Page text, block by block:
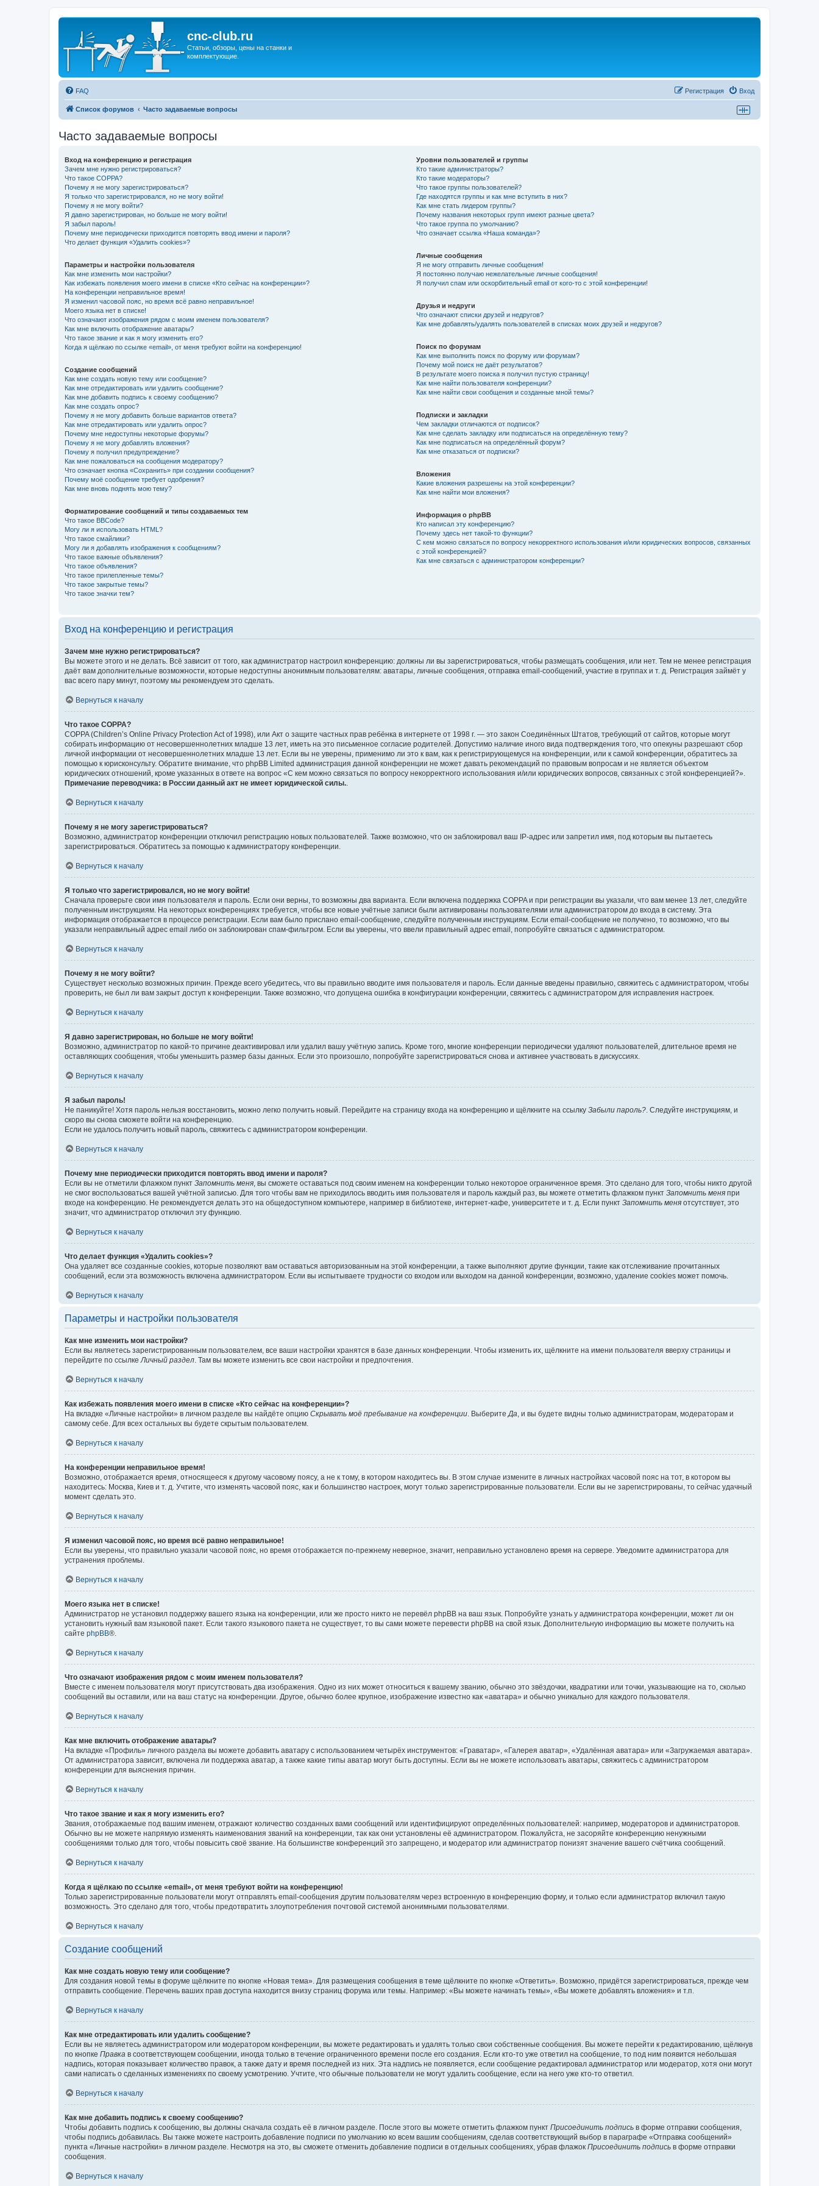
cnc-club.ru
Статьи, обзоры, цены на станки и
комплектующие.
FAQ Вход
Регистрация
Список форумов Часто задаваемые вопросы
Часто задаваемые вопросы
Вход на конференцию и регистрация
Зачем мне нужно регистрироваться?
Что такое COPPA?
Почему я не могу зарегистрироваться?
Я только что зарегистрировался, но не могу войти!
Почему я не могу войти?
Я давно зарегистрирован, но больше не могу войти!
Я забыл пароль!
Почему мне периодически приходится повторять ввод имени и пароля?
Что делает функция «Удалить cookies»?
Параметры и настройки пользователя
Как мне изменить мои настройки?
Как избежать появления моего имени в списке «Кто сейчас на конференции»?
На конференции неправильное время!
Я изменил часовой пояс, но время всё равно неправильное!
Моего языка нет в списке!
Что означают изображения рядом с моим именем пользователя?
Как мне включить отображение аватары?
Что такое звание и как я могу изменить его?
Когда я щёлкаю по ссылке «email», от меня требуют войти на конференцию!
Создание сообщений
Как мне создать новую тему или сообщение?
Как мне отредактировать или удалить сообщение?
Как мне добавить подпись к своему сообщению?
Как мне создать опрос?
Почему я не могу добавить больше вариантов ответа?
Как мне отредактировать или удалить опрос?
Почему мне недоступны некоторые форумы?
Почему я не могу добавлять вложения?
Почему я получил предупреждение?
Как мне пожаловаться на сообщения модератору?
Что означает кнопка «Сохранить» при создании сообщения?
Почему моё сообщение требует одобрения?
Как мне вновь поднять мою тему?
Форматирование сообщений и типы создаваемых тем
Что такое BBCode?
Могу ли я использовать HTML?
Что такое смайлики?
Могу ли я добавлять изображения к сообщениям?
Что такое важные объявления?
Что такое объявления?
Что такое прилепленные темы?
Что такое закрытые темы?
Что такое значки тем?
Уровни пользователей и группы
Кто такие администраторы?
Кто такие модераторы?
Что такое группы пользователей?
Где находятся группы и как мне вступить в них?
Как мне стать лидером группы?
Почему названия некоторых групп имеют разные цвета?
Что такое группа по умолчанию?
Что означает ссылка «Наша команда»?
Личные сообщения
Я не могу отправить личные сообщения!
Я постоянно получаю нежелательные личные сообщения!
Я получил спам или оскорбительный email от кого-то с этой конференции!
Друзья и недруги
Что означают списки друзей и недругов?
Как мне добавлять/удалять пользователей в списках моих друзей и недругов?
Поиск по форумам
Как мне выполнить поиск по форуму или форумам?
Почему мой поиск не даёт результатов?
В результате моего поиска я получил пустую страницу!
Как мне найти пользователя конференции?
Как мне найти свои сообщения и созданные мной темы?
Подписки и закладки
Чем закладки отличаются от подписок?
Как мне сделать закладку или подписаться на определённую тему?
Как мне подписаться на определённый форум?
Как мне отказаться от подписки?
Вложения
Какие вложения разрешены на этой конференции?
Как мне найти мои вложения?
Информация о phpBB
Кто написал эту конференцию?
Почему здесь нет такой-то функции?
С кем можно связаться по вопросу некорректного использования и/или юридических вопросов, связанных
с этой конференцией?
Как мне связаться с администратором конференции?
Вход на конференцию и регистрация
Зачем мне нужно регистрироваться?
Вы можете этого и не делать. Всё зависит от того, как администратор настроил конференцию: должны ли вы зарегистрироваться, чтобы размещать сообщения, или нет. Тем не менее регистрация
даёт вам дополнительные возможности, которые недоступны анонимным пользователям: аватары, личные сообщения, отправка email-сообщений, участие в группах и т. д. Регистрация займёт у
вас всего пару минут, поэтому мы рекомендуем это сделать.
Вернуться к началу
Что такое COPPA?
COPPA (Children’s Online Privacy Protection Act of 1998), или Акт о защите частных прав ребёнка в интернете от 1998 г. — это закон Соединённых Штатов, требующий от сайтов, которые могут
собирать информацию от несовершеннолетних младше 13 лет, иметь на это письменное согласие родителей. Допустимо наличие иного вида подтверждения того, что опекуны разрешают сбор
личной информации от несовершеннолетних младше 13 лет. Если вы не уверены, применимо ли это к вам, как к регистрирующемуся на конференции, или к самой конференции, обратитесь за
помощью к юрисконсульту. Обратите внимание, что phpBB Limited администрация данной конференции не может давать рекомендаций по правовым вопросам и не является объектом
юридических отношений, кроме указанных в ответе на вопрос «С кем можно связаться по вопросу некорректного использования и/или юридических вопросов, связанных с этой конференцией?».
Примечание переводчика: в России данный акт не имеет юридической силы..
Вернуться к началу
Почему я не могу зарегистрироваться?
Возможно, администратор конференции отключил регистрацию новых пользователей. Также возможно, что он заблокировал ваш IP-адрес или запретил имя, под которым вы пытаетесь
зарегистрироваться. Обратитесь за помощью к администратору конференции.
Вернуться к началу
Я только что зарегистрировался, но не могу войти!
Сначала проверьте свои имя пользователя и пароль. Если они верны, то возможны два варианта. Если включена поддержка COPPA и при регистрации вы указали, что вам менее 13 лет, следуйте
полученным инструкциям. На некоторых конференциях требуется, чтобы все новые учётные записи были активированы пользователями или администратором до входа в систему. Эта
информация отображается в процессе регистрации. Если вам было прислано email-сообщение, следуйте полученным инструкциям. Если email-сообщение не получено, то возможно, что вы
указали неправильный адрес email либо он заблокирован спам-фильтром. Если вы уверены, что ввели правильный адрес email, попробуйте связаться с администратором.
Вернуться к началу
Почему я не могу войти?
Существует несколько возможных причин. Прежде всего убедитесь, что вы правильно вводите имя пользователя и пароль. Если данные введены правильно, свяжитесь с администратором, чтобы
проверить, не был ли вам закрыт доступ к конференции. Также возможно, что допущена ошибка в конфигурации конференции, свяжитесь с администратором для исправления настроек.
Вернуться к началу
Я давно зарегистрирован, но больше не могу войти!
Возможно, администратор по какой-то причине деактивировал или удалил вашу учётную запись. Кроме того, многие конференции периодически удаляют пользователей, длительное время не
оставляющих сообщения, чтобы уменьшить размер базы данных. Если это произошло, попробуйте зарегистрироваться снова и активнее участвовать в дискуссиях.
Вернуться к началу
Я забыл пароль!
Не паникуйте! Хотя пароль нельзя восстановить, можно легко получить новый. Перейдите на страницу входа на конференцию и щёлкните на ссылку Забыли пароль?. Следуйте инструкциям, и
скоро вы снова сможете войти на конференцию.
Если не удалось получить новый пароль, свяжитесь с администратором конференции.
Вернуться к началу
Почему мне периодически приходится повторять ввод имени и пароля?
Если вы не отметили флажком пункт Запомнить меня, вы сможете оставаться под своим именем на конференции только некоторое ограниченное время. Это сделано для того, чтобы никто другой
не смог воспользоваться вашей учётной записью. Для того чтобы вам не приходилось вводить имя пользователя и пароль каждый раз, вы можете отметить флажком пункт Запомнить меня при
входе на конференцию. Не рекомендуется делать это на общедоступном компьютере, например в библиотеке, интернет-кафе, университете и т. д. Если пункт Запомнить меня отсутствует, это
значит, что администратор отключил эту функцию.
Вернуться к началу
Что делает функция «Удалить cookies»?
Она удаляет все созданные cookies, которые позволяют вам оставаться авторизованным на этой конференции, а также выполняют другие функции, такие как отслеживание прочитанных
сообщений, если эта возможность включена администратором. Если вы испытываете трудности со входом или выходом на данной конференции, возможно, удаление cookies может помочь.
Вернуться к началу
Параметры и настройки пользователя
Как мне изменить мои настройки?
Если вы являетесь зарегистрированным пользователем, все ваши настройки хранятся в базе данных конференции. Чтобы изменить их, щёлкните на имени пользователя вверху страницы и
перейдите по ссылкеЛичный раздел. Там вы можете изменить все свои настройки и предпочтения.
Вернуться к началу
Как избежать появления моего имени в списке «Кто сейчас на конференции»?
На вкладке «Личные настройки» в личном разделе вы найдёте опцию Скрывать моё пребывание на конференции. ВыберитеДа, и вы будете видны только администраторам, модераторам и
самому себе. Для всех остальных вы будете скрытым пользователем.
Вернуться к началу
На конференции неправильное время!
Возможно, отображается время, относящееся к другому часовому поясу, а не к тому, в котором находитесь вы. В этом случае измените в личных настройках часовой пояс на тот, в котором вы
находитесь: Москва, Киев и т. д. Учтите, что изменять часовой пояс, как и большинство настроек, могут только зарегистрированные пользователи. Если вы не зарегистрированы, то сейчас удачный
момент сделать это.
Вернуться к началу
Я изменил часовой пояс, но время всё равно неправильное!
Если вы уверены, что правильно указали часовой пояс, но время отображается по-прежнему неверное, значит, неправильно установлено время на сервере. Уведомите администратора для
устранения проблемы.
Вернуться к началу
Моего языка нет в списке!
Администратор не установил поддержку вашего языка на конференции, или же просто никто не перевёл phpBB на ваш язык. Попробуйте узнать у администратора конференции, может ли он
установить нужный вам языковой пакет. Если такого языкового пакета не существует, то вы сами можете перевести phpBB на свой язык. Дополнительную информацию вы можете получить на
сайте phpBB®.
Вернуться к началу
Что означают изображения рядом с моим именем пользователя?
Вместе с именем пользователя могут присутствовать два изображения. Одно из них может относиться к вашему званию, обычно это звёздочки, квадратики или точки, указывающие на то, сколько
сообщений вы оставили, или на ваш статус на конференции. Другое, обычно более крупное, изображение известно как «аватара» и обычно уникально для каждого пользователя.
Вернуться к началу
Как мне включить отображение аватары?
На вкладке «Профиль» личного раздела вы можете добавить аватару с использованием четырёх инструментов: «Граватар», «Галерея аватар», «Удалённая аватара» или «Загружаемая аватара».
От администратора зависит, включена ли поддержка аватар, а также какие типы аватар могут быть доступны. Если вы не можете использовать аватары, свяжитесь с администратором
конференции для выяснения причин.
Вернуться к началу
Что такое звание и как я могу изменить его?
Звания, отображаемые под вашим именем, отражают количество созданных вами сообщений или идентифицируют определённых пользователей: например, модераторов и администраторов.
Обычно вы не можете напрямую изменять наименования званий на конференции, так как они установлены её администратором. Пожалуйста, не засоряйте конференцию ненужными
сообщениями только для того, чтобы повысить своё звание. На большинстве конференций это запрещено, и модератор или администратор понизят значение вашего счётчика сообщений.
Вернуться к началу
Когда я щёлкаю по ссылке «email», от меня требуют войти на конференцию!
Только зарегистрированные пользователи могут отправлять email-сообщения другим пользователям через встроенную в конференцию форму, и только если администратор включил такую
возможность. Это сделано для того, чтобы предотвратить злоупотребления почтовой системой анонимными пользователями.
Вернуться к началу
Создание сообщений
Как мне создать новую тему или сообщение?
Для создания новой темы в форуме щёлкните по кнопке «Новая тема». Для размещения сообщения в теме щёлкните по кнопке «Ответить». Возможно, придётся зарегистрироваться, прежде чем
отправить сообщение. Перечень ваших прав доступа находится внизу страниц форума или темы. Например: «Вы можете начинать темы», «Вы можете добавлять вложения» и т.п.
Вернуться к началу
Как мне отредактировать или удалить сообщение?
Если вы не являетесь администратором или модератором конференции, вы можете редактировать и удалять только свои собственные сообщения. Вы можете перейти к редактированию, щёлкнув
по кнопке Правка в соответствующем сообщении, иногда только в течение ограниченного времени после его создания. Если кто-то уже ответил на сообщение, то под ним появится небольшая
надпись, которая показывает количество правок, а также дату и время последней из них. Эта надпись не появляется, если сообщение редактировал администратор или модератор, хотя они могут
сами написать о сделанных изменениях по своему усмотрению. Учтите, что обычные пользователи не могут удалить сообщение, если на него уже кто-то ответил.
Вернуться к началу
Как мне добавить подпись к своему сообщению?
Чтобы добавить подпись к сообщению, вы должны сначала создать её в личном разделе. После этого вы можете отметить флажком пункт Присоединить подпись в форме отправки сообщения,
чтобы подпись добавилась. Вы также можете настроить добавление подписи по умолчанию ко всем вашим сообщениям, сделав соответствующий выбор в параграфе «Отправка сообщений»
пункта «Личные настройки» в личном разделе. Несмотря на это, вы сможете отменить добавление подписи в отдельных сообщениях, убрав флажок Присоединить подпись в форме отправки
сообщения.
Вернуться к началу